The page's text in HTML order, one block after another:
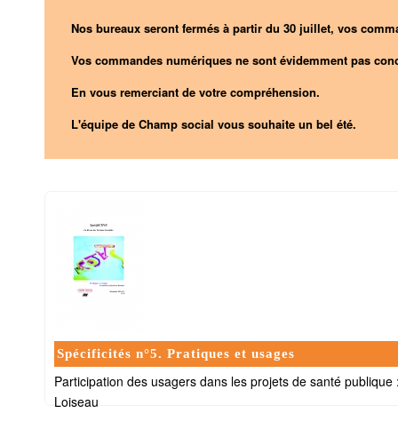
Nos bureaux seront fermés à partir du 30 juillet, vos
Vos commandes numériques ne sont évidemment pas
En vous remerciant de votre compréhension.
L'équipe de Champ social vous souhaite un bel été.
Spécificités n°5. Pratiques et usages
Participation des usagers dans les projets de santé
Loiseau